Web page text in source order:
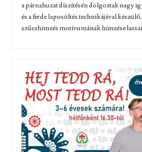
a párnahuzat díszítésén dolgoztak nagy
és a ferde laposöltés technikájával
szűcshímzés motívumának hímzése